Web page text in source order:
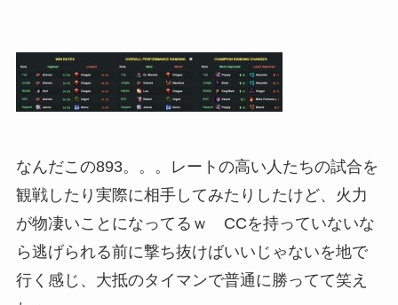
なんだこの893。。。レートの高い人たちの試合を
観戦したり実際に相手してみたりしたけど、火力
が物凄いことになってるｗ CCを持っていないな
ら逃げられる前に撃ち抜けばいいじゃないを地で
行く感じ、大抵のタイマンで普通に勝ってて笑え